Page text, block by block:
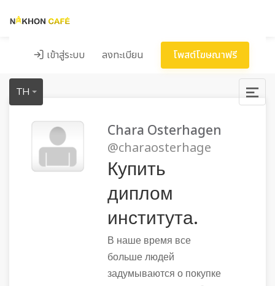
เข้าสู่ระบบ ลงทะเบียน โพสต์โฆษณาฟรี
TH
Chara Osterhagen
@charaosterhage
Купить
диплом
института.
В наше время все
больше людей
задумываются о покупке